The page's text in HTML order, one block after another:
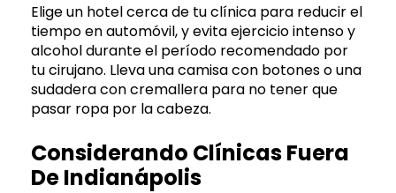
Elige un hotel cerca de tu clínica para reducir el
tiempo en automóvil, y evita ejercicio intenso y
alcohol durante el período recomendado por
tu cirujano. Lleva una camisa con botones o una
sudadera con cremallera para no tener que
pasar ropa por la cabeza.
Considerando Clínicas Fuera
De Indianápolis